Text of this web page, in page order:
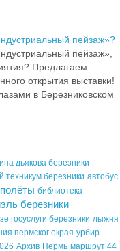
пейзаж»?
пейзаж»,
Предлагаем
открытия выставки!
в Березниковском
дьякова березники
техникум березники автобус
библиотека
березники
госуслуги березники лыжня
пермског окрая урбир
Архив Пермь маршрут 44